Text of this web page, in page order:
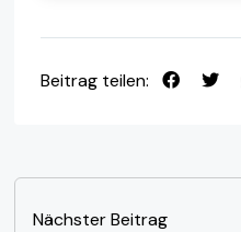
Beitrag teilen:
Nächster Beitrag